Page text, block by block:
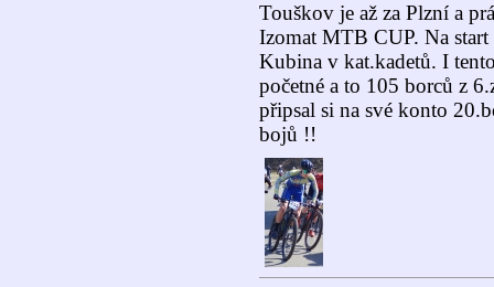
Touškov je až za Plzní a
Izomat MTB CUP. Na
Kubina v kat.kadetů. I
početné a to 105 borců z
připsal si na své konto
bojů !!